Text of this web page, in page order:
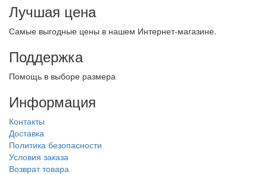
Лучшая цена
Самые выгодные цены в нашем Интернет-магазине.
Поддержка
Помощь в выборе размера
Информация
Контакты
Доставка
Политика безопасности
Условия заказа
Возврат товара